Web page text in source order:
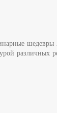
различных